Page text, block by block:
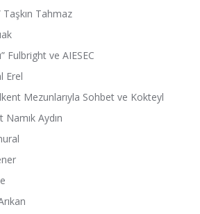
Taşkın Tahmaz
Fulbright ve AIESEC
Erel
Mezunlarıyla Sohbet ve Kokteyl
Aydın